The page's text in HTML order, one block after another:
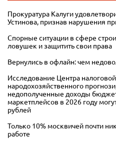
Прокуратура Калуги
Устинова, признав нарушения
Спорные ситуации в сфере
ловушек и защитить свои права
Вернулись в офлайн: чем
Исследование Центра
народохозяйственного
недополученные доходы
маркетплейсов в 2026 году
рублей
Только 10% москвичей почти
работе